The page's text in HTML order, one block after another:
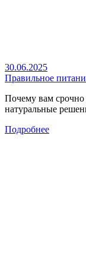
30.06.2025
Правильное
Почему вам
натуральные
Подробнее